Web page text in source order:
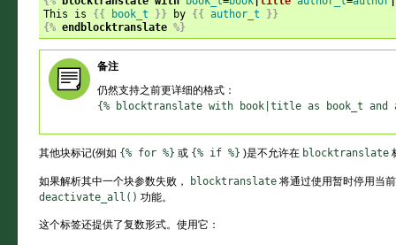
This is {{ book_t }} by {{ author_t
}}
{% endblocktranslate %}
备注
仍然支持之前更详细的格式：
{%
blocktranslate with book|title as book_t and
其他块标记(例如 {% for %} 或 {% if %} )是不允许在 blocktranslate
如果解析其中一个块参数失败， blocktranslate 将通过使用暂时停用当
deactivate_all() 功能。
这个标签还提供了复数形式。使用它：